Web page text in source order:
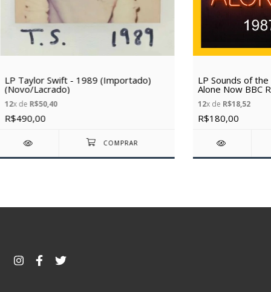
LP Taylor Swift - 1989 (Importado)
(Novo/Lacrado)
12x de R$50,40
R$490,00
LP Sounds of
Alone Now BBC
(Novo/Lacrado)
12x de R$18,52
R$180,00